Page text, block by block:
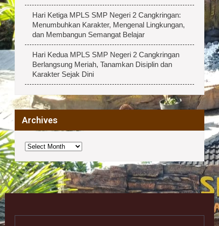
Hari Ketiga MPLS SMP Negeri 2 Cangkringan:
Menumbuhkan Karakter, Mengenal Lingkungan,
dan Membangun Semangat Belajar
Hari Kedua MPLS SMP Negeri 2 Cangkringan
Berlangsung Meriah, Tanamkan Disiplin dan
Karakter Sejak Dini
Archives
Archives